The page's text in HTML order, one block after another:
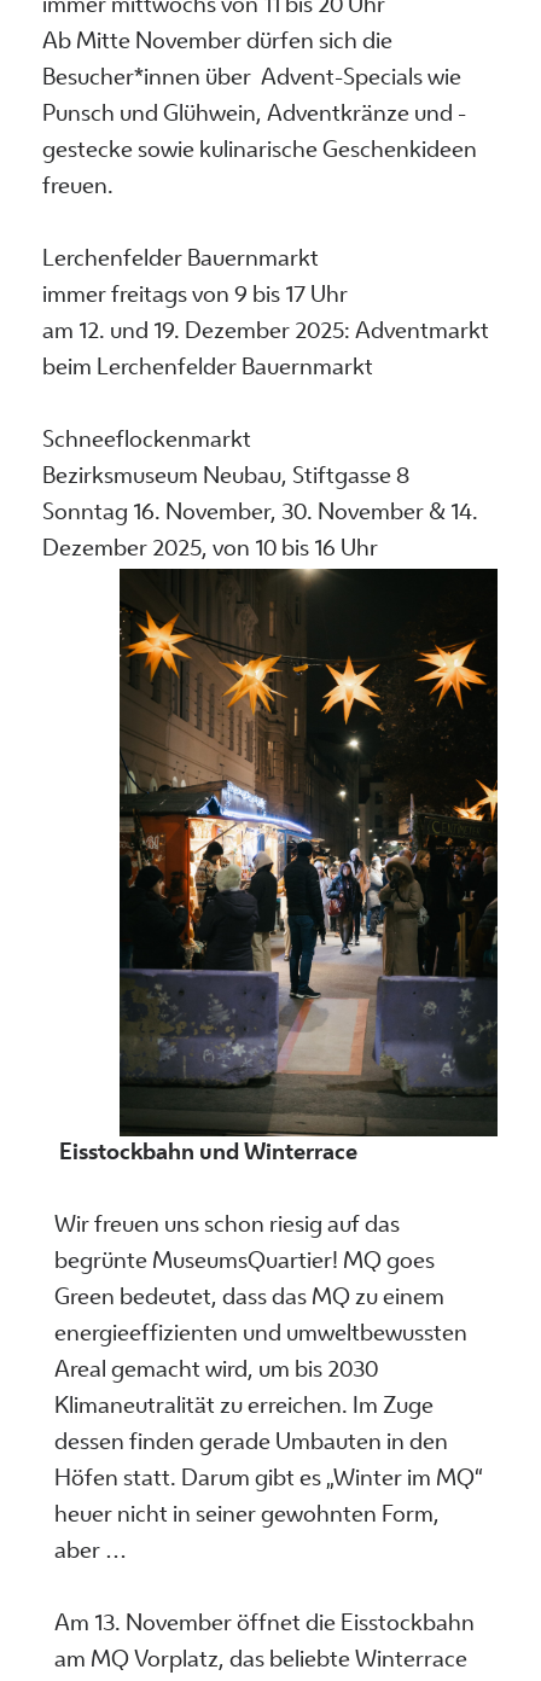
immer mittwochs von 11 bis 20 Uhr
Ab Mitte November dürfen sich die
Besucher*innen über Advent-Specials wie
Punsch und Glühwein, Adventkränze und -
gestecke sowie kulinarische Geschenkideen
freuen.
Lerchenfelder Bauernmarkt
immer freitags von 9 bis 17 Uhr
am 12. und 19. Dezember 2025: Adventmarkt
beim Lerchenfelder Bauernmarkt
Schneeflockenmarkt
Bezirksmuseum Neubau, Stiftgasse 8
Sonntag 16. November, 30. November & 14.
Dezember 2025, von 10 bis 16 Uhr
Eisstockbahn und Winterrace
Wir freuen uns schon riesig auf das
begrünte MuseumsQuartier! MQ goes
Green bedeutet, dass das MQ zu einem
energieeffizienten und umweltbewussten
Areal gemacht wird, um bis 2030
Klimaneutralität zu erreichen. Im Zuge
dessen finden gerade Umbauten in den
Höfen statt. Darum gibt es „Winter im MQ“
heuer nicht in seiner gewohnten Form,
aber …
Am 13. November öffnet die Eisstockbahn
am MQ Vorplatz, das beliebte Winterrace